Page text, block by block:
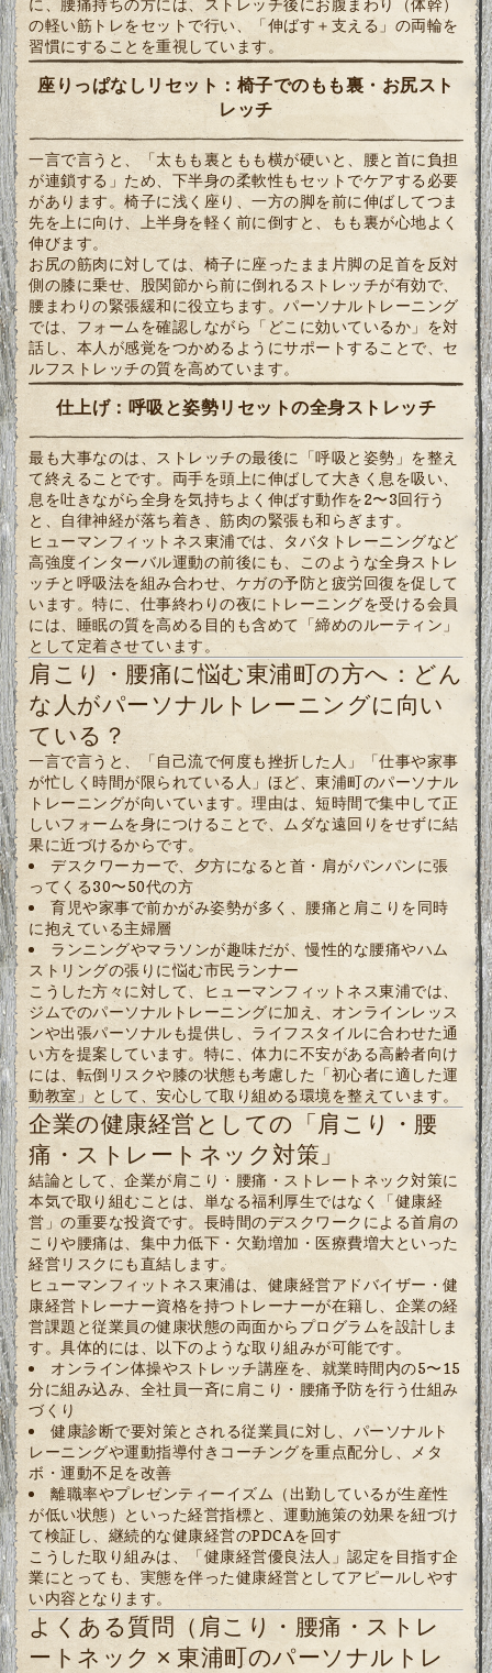
に、腰痛持ちの方には、ストレッチ後にお腹まわり（体幹）
の軽い筋トレをセットで行い、「伸ばす＋支える」の両輪を
習慣にすることを重視しています。
座りっぱなしリセット：椅子でのもも裏・お尻スト
レッチ
一言で言うと、「太もも裏ともも横が硬いと、腰と首に負担
が連鎖する」ため、下半身の柔軟性もセットでケアする必要
があります。椅子に浅く座り、一方の脚を前に伸ばしてつま
先を上に向け、上半身を軽く前に倒すと、もも裏が心地よく
伸びます。
お尻の筋肉に対しては、椅子に座ったまま片脚の足首を反対
側の膝に乗せ、股関節から前に倒れるストレッチが有効で、
腰まわりの緊張緩和に役立ちます。パーソナルトレーニング
では、フォームを確認しながら「どこに効いているか」を対
話し、本人が感覚をつかめるようにサポートすることで、セ
ルフストレッチの質を高めています。
仕上げ：呼吸と姿勢リセットの全身ストレッチ
最も大事なのは、ストレッチの最後に「呼吸と姿勢」を整え
て終えることです。両手を頭上に伸ばして大きく息を吸い、
息を吐きながら全身を気持ちよく伸ばす動作を2〜3回行う
と、自律神経が落ち着き、筋肉の緊張も和らぎます。
ヒューマンフィットネス東浦では、タバタトレーニングなど
高強度インターバル運動の前後にも、このような全身ストレ
ッチと呼吸法を組み合わせ、ケガの予防と疲労回復を促して
います。特に、仕事終わりの夜にトレーニングを受ける会員
には、睡眠の質を高める目的も含めて「締めのルーティン」
として定着させています。
肩こり・腰痛に悩む東浦町の方へ：どん
な人がパーソナルトレーニングに向い
ている？
一言で言うと、「自己流で何度も挫折した人」「仕事や家事
が忙しく時間が限られている人」ほど、東浦町のパーソナル
トレーニングが向いています。理由は、短時間で集中して正
しいフォームを身につけることで、ムダな遠回りをせずに結
果に近づけるからです。
デスクワーカーで、夕方になると首・肩がパンパンに張
ってくる30〜50代の方
育児や家事で前かがみ姿勢が多く、腰痛と肩こりを同時
に抱えている主婦層
ランニングやマラソンが趣味だが、慢性的な腰痛やハム
ストリングの張りに悩む市民ランナー
こうした方々に対して、ヒューマンフィットネス東浦では、
ジムでのパーソナルトレーニングに加え、オンラインレッス
ンや出張パーソナルも提供し、ライフスタイルに合わせた通
い方を提案しています。特に、体力に不安がある高齢者向け
には、転倒リスクや膝の状態も考慮した「初心者に適した運
動教室」として、安心して取り組める環境を整えています。
企業の健康経営としての「肩こり・腰
痛・ストレートネック対策」
結論として、企業が肩こり・腰痛・ストレートネック対策に
本気で取り組むことは、単なる福利厚生ではなく「健康経
営」の重要な投資です。長時間のデスクワークによる首肩の
こりや腰痛は、集中力低下・欠勤増加・医療費増大といった
経営リスクにも直結します。
ヒューマンフィットネス東浦は、健康経営アドバイザー・健
康経営トレーナー資格を持つトレーナーが在籍し、企業の経
営課題と従業員の健康状態の両面からプログラムを設計しま
す。具体的には、以下のような取り組みが可能です。
オンライン体操やストレッチ講座を、就業時間内の5〜15
分に組み込み、全社員一斉に肩こり・腰痛予防を行う仕組み
づくり
健康診断で要対策とされる従業員に対し、パーソナルト
レーニングや運動指導付きコーチングを重点配分し、メタ
ボ・運動不足を改善
離職率やプレゼンティーイズム（出勤しているが生産性
が低い状態）といった経営指標と、運動施策の効果を紐づけ
て検証し、継続的な健康経営のPDCAを回す
こうした取り組みは、「健康経営優良法人」認定を目指す企
業にとっても、実態を伴った健康経営としてアピールしやす
い内容となります。
よくある質問（肩こり・腰痛・ストレ
ートネック × 東浦町のパーソナルトレ